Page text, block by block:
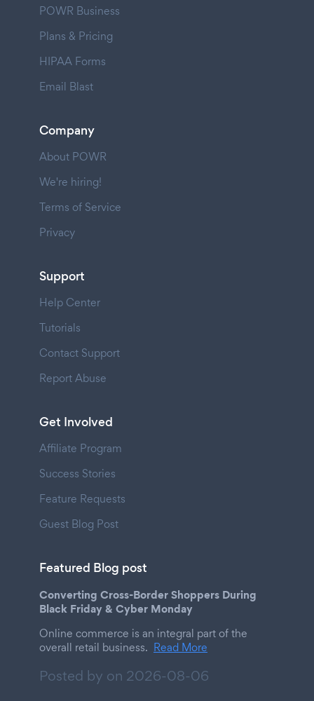
POWR Business
Plans & Pricing
HIPAA Forms
Email Blast
Company
About POWR
We're hiring!
Terms of Service
Privacy
Support
Help Center
Tutorials
Contact Support
Report Abuse
Get Involved
Affiliate Program
Success Stories
Feature Requests
Guest Blog Post
Featured Blog post
Converting Cross-Border Shoppers During
Black Friday & Cyber Monday
Online commerce is an integral part of the
overall retail business. Read More
Posted by on 2026-08-06